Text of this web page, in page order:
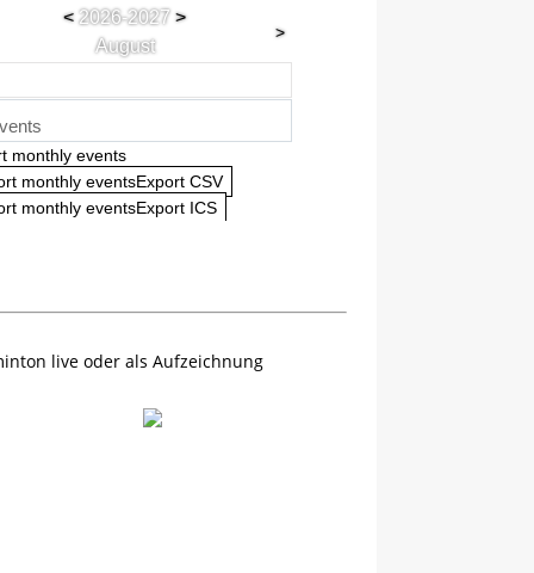
< 2026-2027>
August
>
monthly events
monthly eventsExport CSV
monthly eventsExport ICS
live oder als Aufzeichnung